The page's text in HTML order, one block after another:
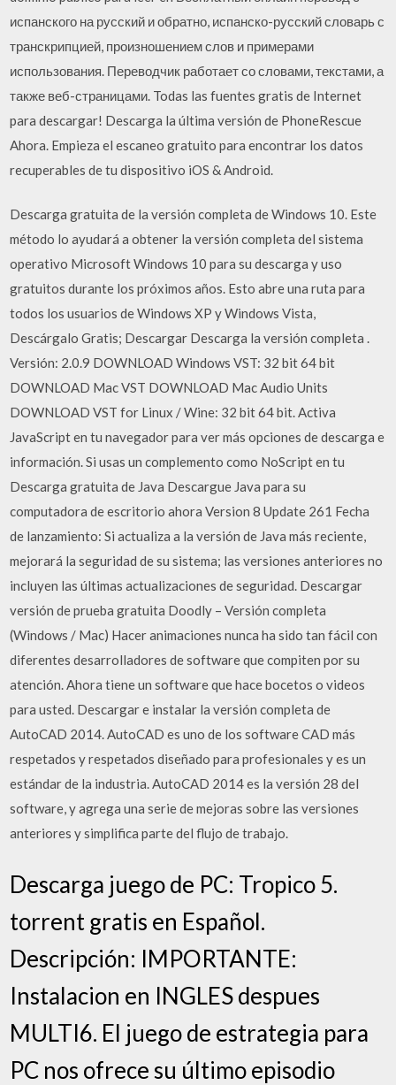
испанского на русский и обратно, испанско-русский словарь с
транскрипцией, произношением слов и примерами
использования. Переводчик работает со словами, текстами, а
также веб-страницами. Todas las fuentes gratis de Internet
para descargar! Descarga la última versión de PhoneRescue
Ahora. Empieza el escaneo gratuito para encontrar los datos
recuperables de tu dispositivo iOS & Android.
Descarga gratuita de la versión completa de Windows 10. Este
método lo ayudará a obtener la versión completa del sistema
operativo Microsoft Windows 10 para su descarga y uso
gratuitos durante los próximos años. Esto abre una ruta para
todos los usuarios de Windows XP y Windows Vista,
Descárgalo Gratis; Descargar Descarga la versión completa .
Versión: 2.0.9 DOWNLOAD Windows VST: 32 bit 64 bit
DOWNLOAD Mac VST DOWNLOAD Mac Audio Units
DOWNLOAD VST for Linux / Wine: 32 bit 64 bit. Activa
JavaScript en tu navegador para ver más opciones de descarga e
información. Si usas un complemento como NoScript en tu
Descarga gratuita de Java Descargue Java para su
computadora de escritorio ahora Version 8 Update 261 Fecha
de lanzamiento: Si actualiza a la versión de Java más reciente,
mejorará la seguridad de su sistema; las versiones anteriores no
incluyen las últimas actualizaciones de seguridad. Descargar
versión de prueba gratuita Doodly – Versión completa
(Windows / Mac) Hacer animaciones nunca ha sido tan fácil con
diferentes desarrolladores de software que compiten por su
atención. Ahora tiene un software que hace bocetos o videos
para usted. Descargar e instalar la versión completa de
AutoCAD 2014. AutoCAD es uno de los software CAD más
respetados y respetados diseñado para profesionales y es un
estándar de la industria. AutoCAD 2014 es la versión 28 del
software, y agrega una serie de mejoras sobre las versiones
anteriores y simplifica parte del flujo de trabajo.
Descarga juego de PC: Tropico 5.
torrent gratis en Español.
Descripción: IMPORTANTE:
Instalacion en INGLES despues
MULTI6. El juego de estrategia para
PC nos ofrece su último episodio